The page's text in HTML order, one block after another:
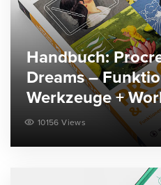
Handbuch:
Dreams –
Werkzeuge +
10156 Views